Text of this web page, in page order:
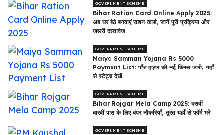
GOVERNMENT SCHEME
Bihar Ration Card Online Apply 2025:
अब घर बैठे बनवाएं राशन कार्ड, जानें पूरी प्रक्रिया और
जरूरी दस्तावेज
GOVERNMENT SCHEME
Maiya Samman Yojana Rs 5000
Payment List: पाँच हज़ार की नई किस्त जारी, यहाँ
से स्टेट्स देखें
GOVERNMENT SCHEME
Bihar Rojgar Mela Camp 2025: दसवीं
बारवीं पास के लिए बंपर नौकरियाँ, तुरंत यहाँ से फॉर्म भरें
GOVERNMENT SCHEME